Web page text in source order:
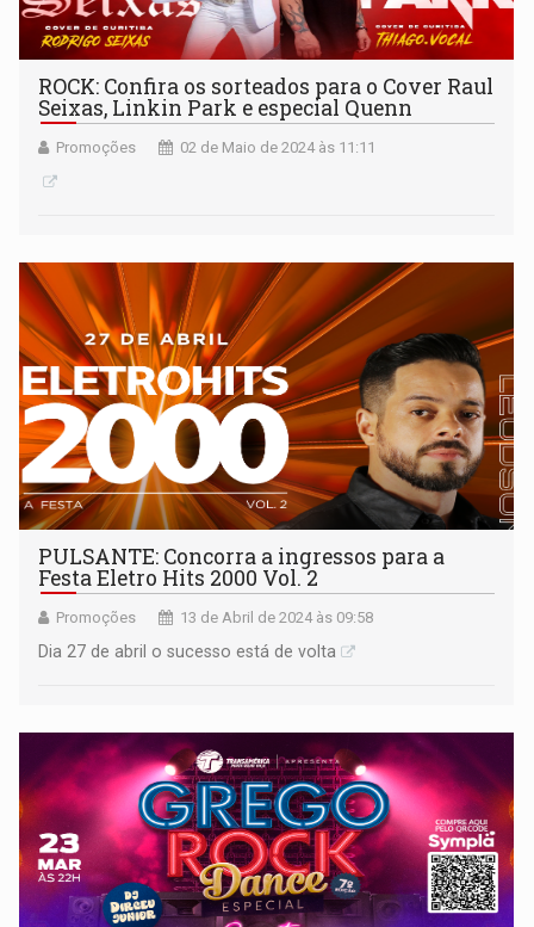
ROCK: Confira os sorteados para o Cover Raul
Seixas, Linkin Park e especial Quenn
Promoções 02 de Maio de 2024 às 11:11
PULSANTE: Concorra a ingressos para a
Festa Eletro Hits 2000 Vol. 2
Promoções 13 de Abril de 2024 às 09:58
Dia 27 de abril o sucesso está de volta